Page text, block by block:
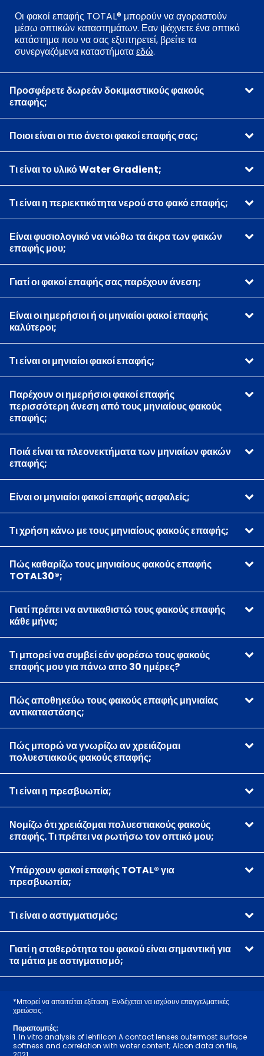
Οι φακοί επαφής TOTAL® μπορούν να αγοραστούν
μέσω οπτικών καταστημάτων. Εαν ψάχνετε ένα οπτικό
κατάστημα που να σας εξυπηρετεί, βρείτε τα
συνεργαζόμενα καταστήματαεδώ.
Προσφέρετε δωρεάν δοκιμαστικούς φακούς
επαφής;
Ποιοι είναι οι πιο άνετοι φακοί επαφής σας;
Τι είναι το υλικό Water Gradient;
Τι είναι η περιεκτικότητα νερού στο φακό επαφής;
Είναι φυσιολογικό να νιώθω τα άκρα των φακών
επαφής μου;
Γιατί οι φακοί επαφής σας παρέχουν άνεση;
Είναι οι ημερήσιοι ή οι μηνιαίοι φακοί επαφής
καλύτεροι;
Τι είναι οι μηνιαίοι φακοί επαφής;
Παρέχουν οι ημερήσιοι φακοί επαφής
περισσότερη άνεση από τους μηνιαίους φακούς
επαφής;
Ποιά είναι τα πλεονεκτήματα των μηνιαίων φακών
επαφής;
Είναι οι μηνιαίοι φακοί επαφής ασφαλείς;
Τι χρήση κάνω με τους μηνιαίους φακούς επαφής;
Πώς καθαρίζω τους μηνιαίους φακούς επαφής
TOTAL30®;
Γιατί πρέπει να αντικαθιστώ τους φακούς επαφής
κάθε μήνα;
Τι μπορεί να συμβεί εάν φορέσω τους φακούς
επαφής μου για πάνω απο 30 ημέρες?
Πώς αποθηκεύω τους φακούς επαφής μηνιαίας
αντικαταστάσης;
Πώς μπορώ να γνωρίζω αν χρειάζομαι
πολυεστιακούς φακούς επαφής;
Τι είναι η πρεσβυωπία;
Νομίζω ότι χρειάζομαι πολυεστιακούς φακούς
επαφής. Τι πρέπει να ρωτήσω τον οπτικό μου;
Υπάρχουν φακοί επαφής TOTAL® για
πρεσβυωπία;
Τι είναι ο αστιγματισμός;
Γιατί η σταθερότητα του φακού είναι σημαντική για
τα μάτια με αστιγματισμό;
*Μπορεί να απαιτείται εξέταση. Ενδέχεται να ισχύουν επαγγελματικές
χρεώσεις.
Παραπομπές:
1. In vitro analysis of lehfilcon A contact lenses outermost surface
softness and correlation with water content; Alcon data on file,